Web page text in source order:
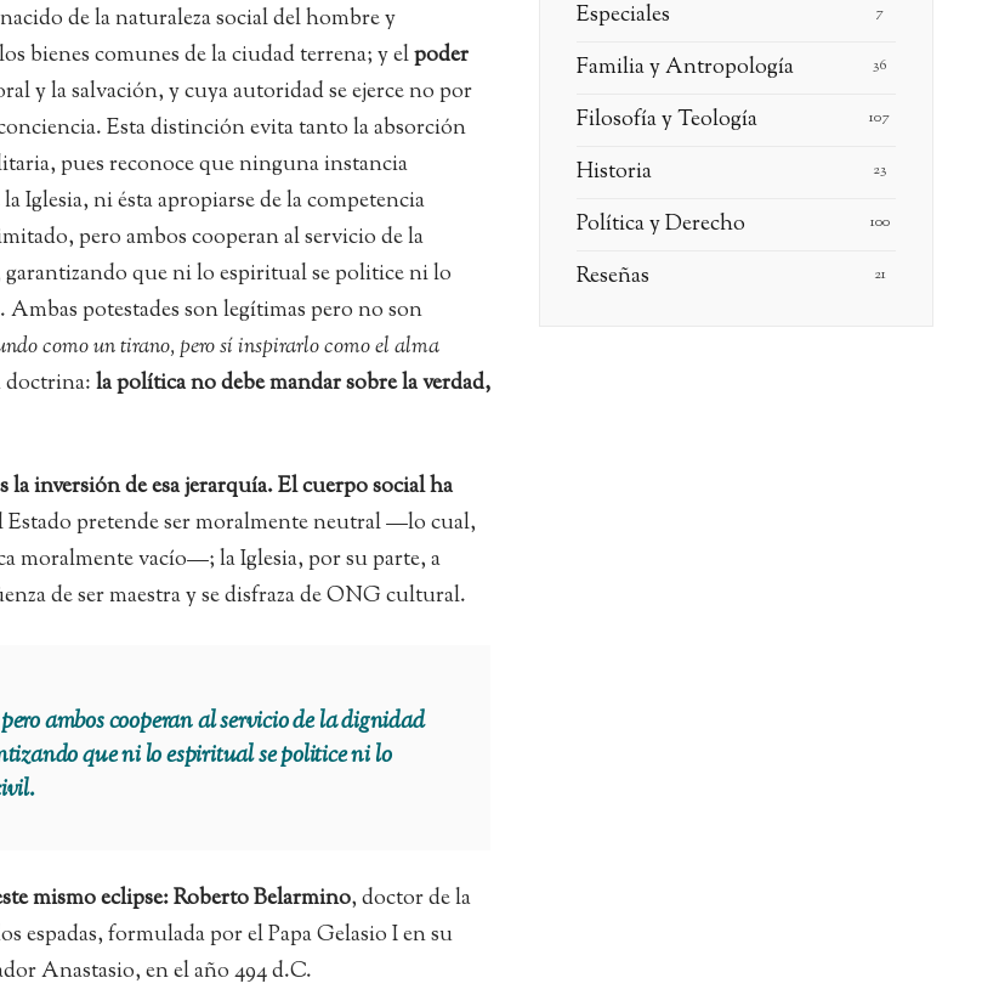
de la naturaleza social del hombre y
bienes comunes de la ciudad terrena; y elpoder
y la salvación, y cuya autoridad se ejerce no por
Esta distinción evita tanto la absorción
pues reconoce que ninguna instancia
Iglesia, ni ésta apropiarse de la competencia
pero ambos cooperan al servicio de la
que ni lo espiritual se politice ni lo
potestades son legítimas pero no son
como un tirano, pero sí inspirarlo como el alma
doctrina:la política no debe mandar sobre la verdad,
inversión de esa jerarquía. El cuerpo social ha
pretende ser moralmente neutral —lo cual,
moralmente vacío—; la Iglesia, por su parte, a
de ser maestra y se disfraza de ONG cultural.
ambos cooperan al servicio de la dignidad
que ni lo espiritual se politice ni lo
mismo eclipse: Roberto Belarmino, doctor de la
espadas, formulada por el Papa Gelasio I en su
Anastasio, en el año 494 d.C.
Especiales 7
Familia y Antropología 36
Filosofía y Teología 107
Historia 23
Política y Derecho 100
Reseñas 21